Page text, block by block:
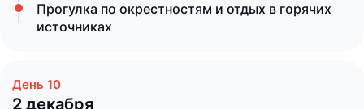
Прогулка по окрестностям и отдых в горячих
источниках
2 декабря